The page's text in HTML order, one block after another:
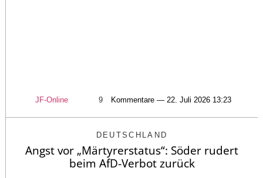
JF-Online 9 Kommentare — 22. Juli 2026 13:23
DEUTSCHLAND
Angst vor „Märtyrerstatus“: Söder rudert
beim AfD-Verbot zurück